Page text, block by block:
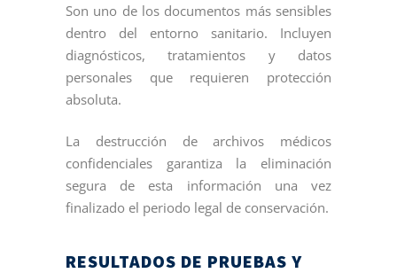
Son uno de los documentos más sensibles
dentro del entorno sanitario. Incluyen
diagnósticos, tratamientos y datos
personales que requieren protección
absoluta.
La destrucción de archivos médicos
confidenciales garantiza la eliminación
segura de esta información una vez
finalizado el periodo legal de conservación.
RESULTADOS DE PRUEBAS Y